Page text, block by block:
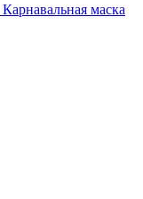
Карнавальная маска